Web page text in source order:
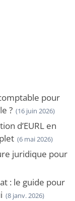
pour
? (16 juin 2026)
d’EURL en
(6 mai 2026)
juridique pour
: le guide pour
(8 janv. 2026)